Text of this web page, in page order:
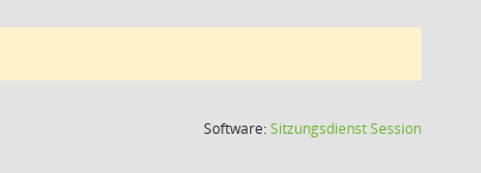
Software:SitzungsdienstSession(Wird in